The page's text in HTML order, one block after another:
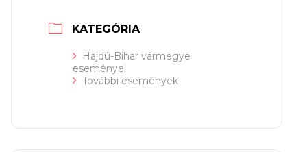
KATEGÓRIA
Hajdú-Bihar vármegye
eseményei
További események